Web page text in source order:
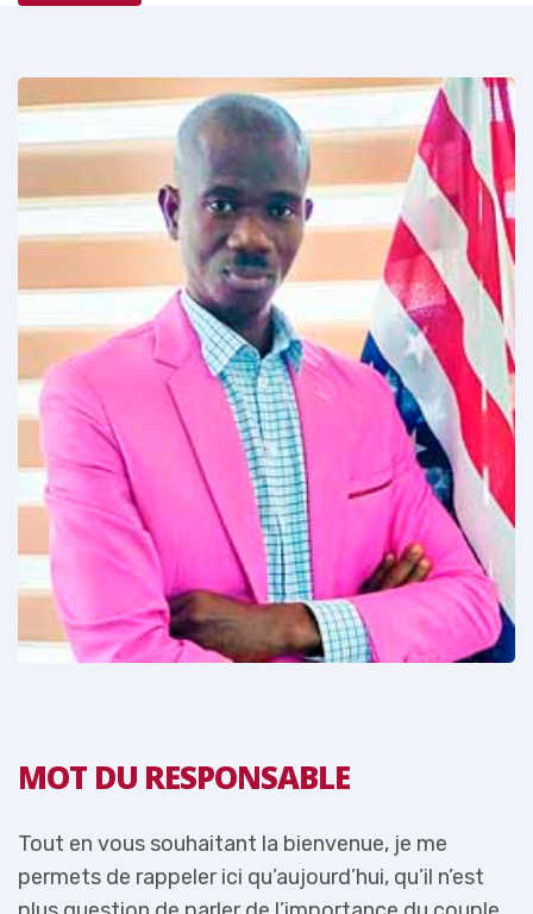
MOT DU RESPONSABLE
Tout en vous souhaitant la bienvenue, je me
permets de rappeler ici qu’aujourd’hui, qu’il n’est